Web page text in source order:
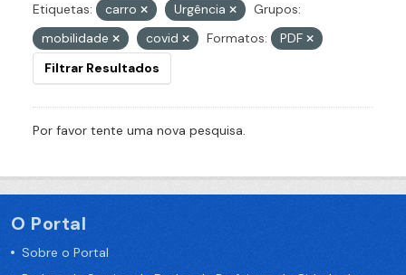
Etiquetas: carro Urgência
Grupos:
mobilidade
covid Formatos:
PDF
Filtrar Resultados
Por favor tente uma nova pesquisa.
O Portal
Sobre o Portal